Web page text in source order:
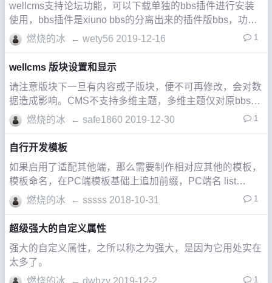
wellcms支持论坛功能，可以下载单独的bbs插件进行安装
使用，bbs插件是xiuno bbs的分离出来的插件版bbs，功能
与xiuno bbs一样，支持原xiuno bbs所有的插件。
燃烧的冰 ← wety56 2019-12-16 1
wellcms 版块设置和显示
请注意版块下一旦有内容或子版块，便不可再修改，会对数
据造成影响。CMS不支持多维主题，多维主题仅对原bbs版
块有效； 顶级栏目才可以添加内容，频道只能显示该频道
下的子栏目内容或者全站置顶内容
燃烧的冰 ← safe1860 2019-12-30 1
自行开发模板
如果启用了适配其他端，那么需要制作相对应其他的模板，
模板命名，在PC端模板基础上追加前缀，PC端名 list
(list.htm)，手机端模板名为PC端名加 m. (m.list.htm)，平板
端模板名加 pad. (pad.list.ht
燃烧的冰 ← sssss 2018-10-31 1
超级强大的自定义属性
强大的自定义属性，之所以称之为强大，是因为它用处实在
太多了。
燃烧的冰
← dwhzy 2019-12-2 1